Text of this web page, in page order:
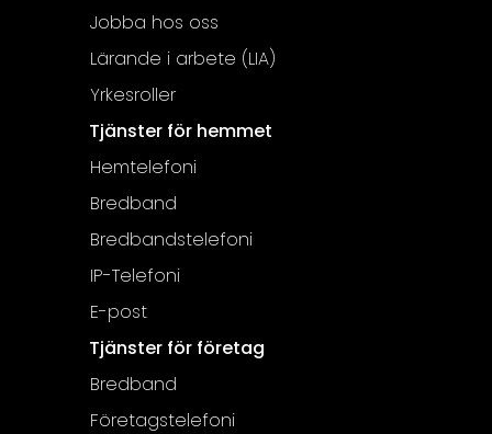
Jobba hos oss
Lärande i arbete (LIA)
Yrkesroller
Tjänster för hemmet
Hemtelefoni
Bredband
Bredbandstelefoni
IP-Telefoni
E-post
Tjänster för företag
Bredband
Företagstelefoni